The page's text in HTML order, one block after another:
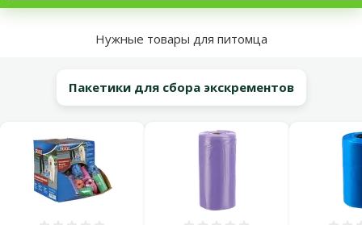
Нужные товары для питомца
Пакетики для сбора экскрементов